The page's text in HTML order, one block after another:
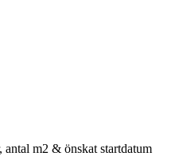
m2 & önskat startdatum